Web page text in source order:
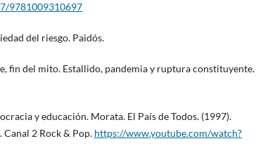
9781009310697
del riesgo. Paidós.
fin del mito. Estallido, pandemia y ruptura constituyente.
y educación. Morata. El País de Todos. (1997).
Canal 2 Rock & Pop. https://www.youtube.com/watch?